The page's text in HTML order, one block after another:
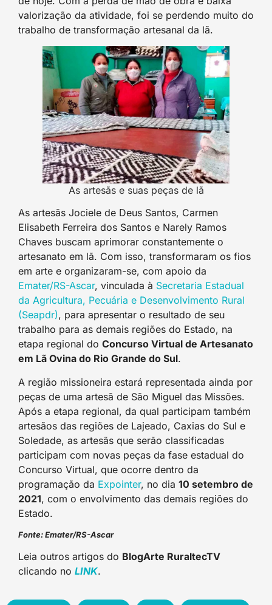
valorização da atividade, foi se perdendo muito do
trabalho de transformação artesanal da lã.
As artesãs e suas peças de lã
As artesãs Jociele de Deus Santos, Carmen
Elisabeth Ferreira dos Santos e Narely Ramos
Chaves buscam aprimorar constantemente o
artesanato em lã. Com isso, transformaram os fios
em arte e organizaram-se, com apoio da
Emater/RS-Ascar, vinculada à Secretaria Estadual
da Agricultura, Pecuária e Desenvolvimento Rural
(Seapdr), para apresentar o resultado de seu
trabalho para as demais regiões do Estado, na
etapa regional do Concurso Virtual de Artesanato
em Lã Ovina do Rio Grande do Sul.
A região missioneira estará representada ainda por
peças de uma artesã de São Miguel das Missões.
Após a etapa regional, da qual participam também
artesãos das regiões de Lajeado, Caxias do Sul e
Soledade, as artesãs que serão classificadas
participam com novas peças da fase estadual do
Concurso Virtual, que ocorre dentro da
programação da Expointer, no dia 10 setembro de
2021, com o envolvimento das demais regiões do
Estado.
Fonte: Emater/RS-Ascar
Leia outros artigos do BlogArte RuraltecTV
clicando no LINK.